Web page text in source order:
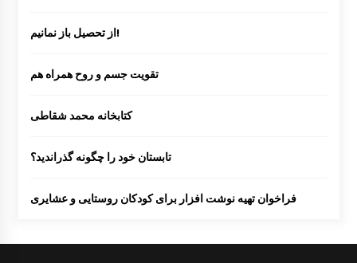
از تحصیل باز نمانیم!
تقویت جسم و روح همراه هم
کتابخانه محمد شقاطی
تابستان خود را چگونه گذراندید؟
فراخوان تهیه نوشت افزار برای کودکان روستایی و عشایری